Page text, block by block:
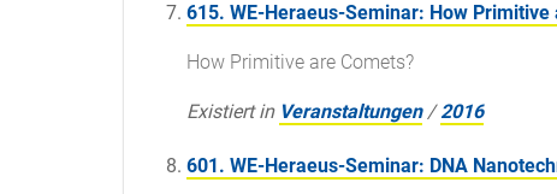
615. WE-Heraeus-Seminar: How Primitive
How Primitive are Comets?
Existiert in Veranstaltungen /2016
601. WE-Heraeus-Seminar: DNA